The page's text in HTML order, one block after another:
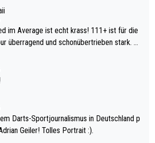
ist echt krass! 111+ ist für die
überragend und schonübertrieben stark. U
Darts-Sportjournalismus in Deutschland p
Geiler! Tolles Portrait :).